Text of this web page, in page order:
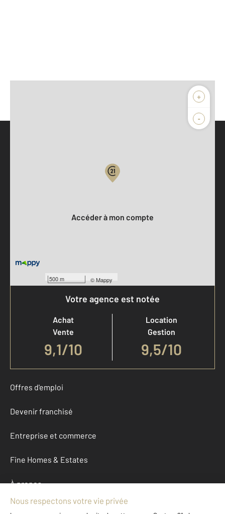
+
-
500 m ©Mappy
Accéder à mon compte
Votre agence est notée
Achat
Vente
9,1/10
Location
Gestion
9,5/10
Offres d'emploi
Devenir franchisé
Entreprise et commerce
Fine Homes & Estates
À propos
International